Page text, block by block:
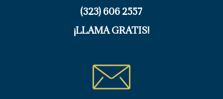
(323) 606 2557
¡LLAMA GRATIS!